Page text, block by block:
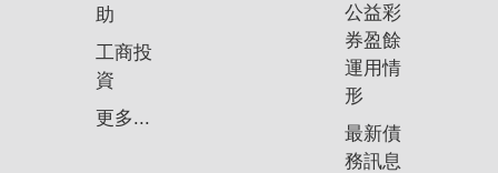
助
工商投
資
更多...
公益彩
券盈餘
運用情
形
最新債
務訊息